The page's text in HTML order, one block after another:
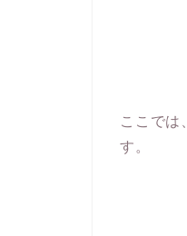
ここでは
す。